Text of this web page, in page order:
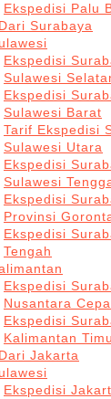
Ekspedisi Palu
Surabaya
Ekspedisi
Sulawesi
Ekspedisi
Sulawesi Barat
Tarif Ekspedisi
Sulawesi Utara
Ekspedisi
Sulawesi
Ekspedisi
Provinsi
Ekspedisi
Tengah
Ekspedisi
Nusantara
Ekspedisi
Kalimantan
Jakarta
Ekspedisi